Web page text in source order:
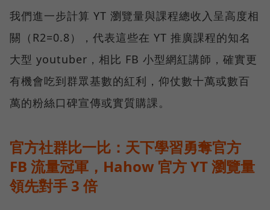
我們進一步計算 YT 瀏覽量與課程總收入呈高度相
關（R2=0.8），代表這些在 YT 推廣課程的知名
大型 youtuber，相比 FB 小型網紅講師，確實更
有機會吃到群眾基數的紅利，仰仗數十萬或數百
萬的粉絲口碑宣傳或實質購課。
官方社群比一比：天下學習勇奪官方
FB 流量冠軍，Hahow 官方 YT 瀏覽量
領先對手 3 倍